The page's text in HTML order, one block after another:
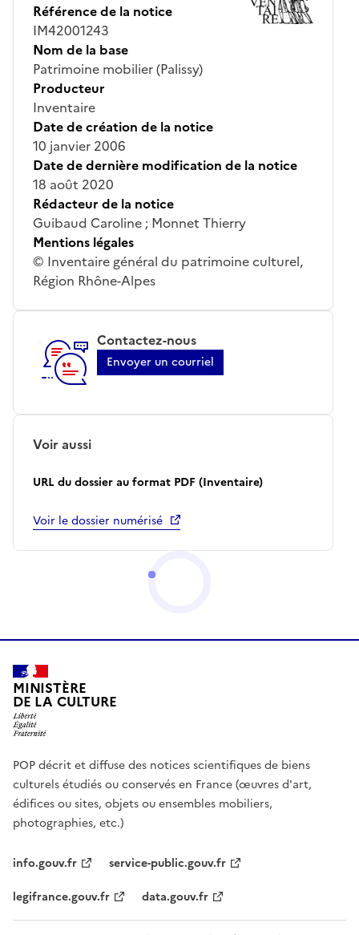
Référence de la notice
IM42001243
Nom de la base
Patrimoine mobilier (Palissy)
Producteur
Inventaire
Date de création de la notice
10 janvier 2006
Date de dernière modification de la notice
18 août 2020
Rédacteur de la notice
Guibaud Caroline ; Monnet Thierry
Mentions légales
© Inventaire général du patrimoine culturel,
Région Rhône-Alpes
Contactez-nous
Envoyer un courriel
Voir aussi
URL du dossier au format PDF (Inventaire)
Voir le dossier numérisé
MINISTÈRE
DE LA CULTURE
POP décrit et diffuse des notices scientifiques de biens
culturels étudiés ou conservés en France (œuvres d'art,
édifices ou sites, objets ou ensembles mobiliers,
photographies, etc.)
info.gouv.fr
service-public.gouv.fr
legifrance.gouv.fr
data.gouv.fr